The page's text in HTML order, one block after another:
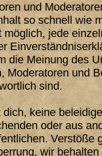
und
so schnell wie
möglich, jede
die Meinung des
Moderatoren und
sind.
keine
oder aus
Verstöße
wir